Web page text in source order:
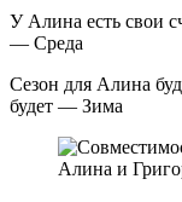
У Алина есть свои
— Среда
Сезон для Алина
будет — Зима
Алина и